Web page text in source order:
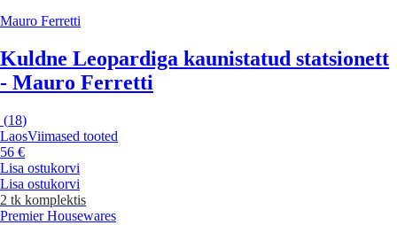
Mauro Ferretti
Kuldne Leopardiga kaunistatud statsionett
- Mauro Ferretti
(18)
LaosViimased tooted
56 €
Lisa ostukorvi
Lisa ostukorvi
2 tk komplektis
Premier Housewares